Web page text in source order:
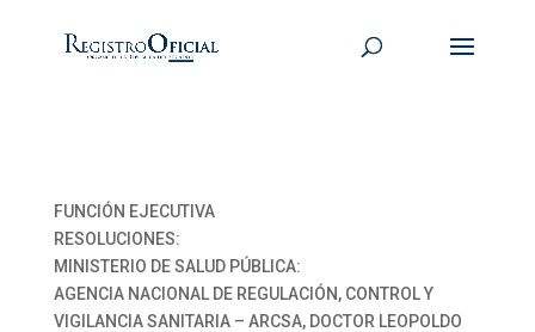
FUNCIÓN EJECUTIVA
RESOLUCIONES:
MINISTERIO DE SALUD PÚBLICA:
AGENCIA NACIONAL DE REGULACIÓN, CONTROL Y
VIGILANCIA SANITARIA – ARCSA, DOCTOR LEOPOLDO